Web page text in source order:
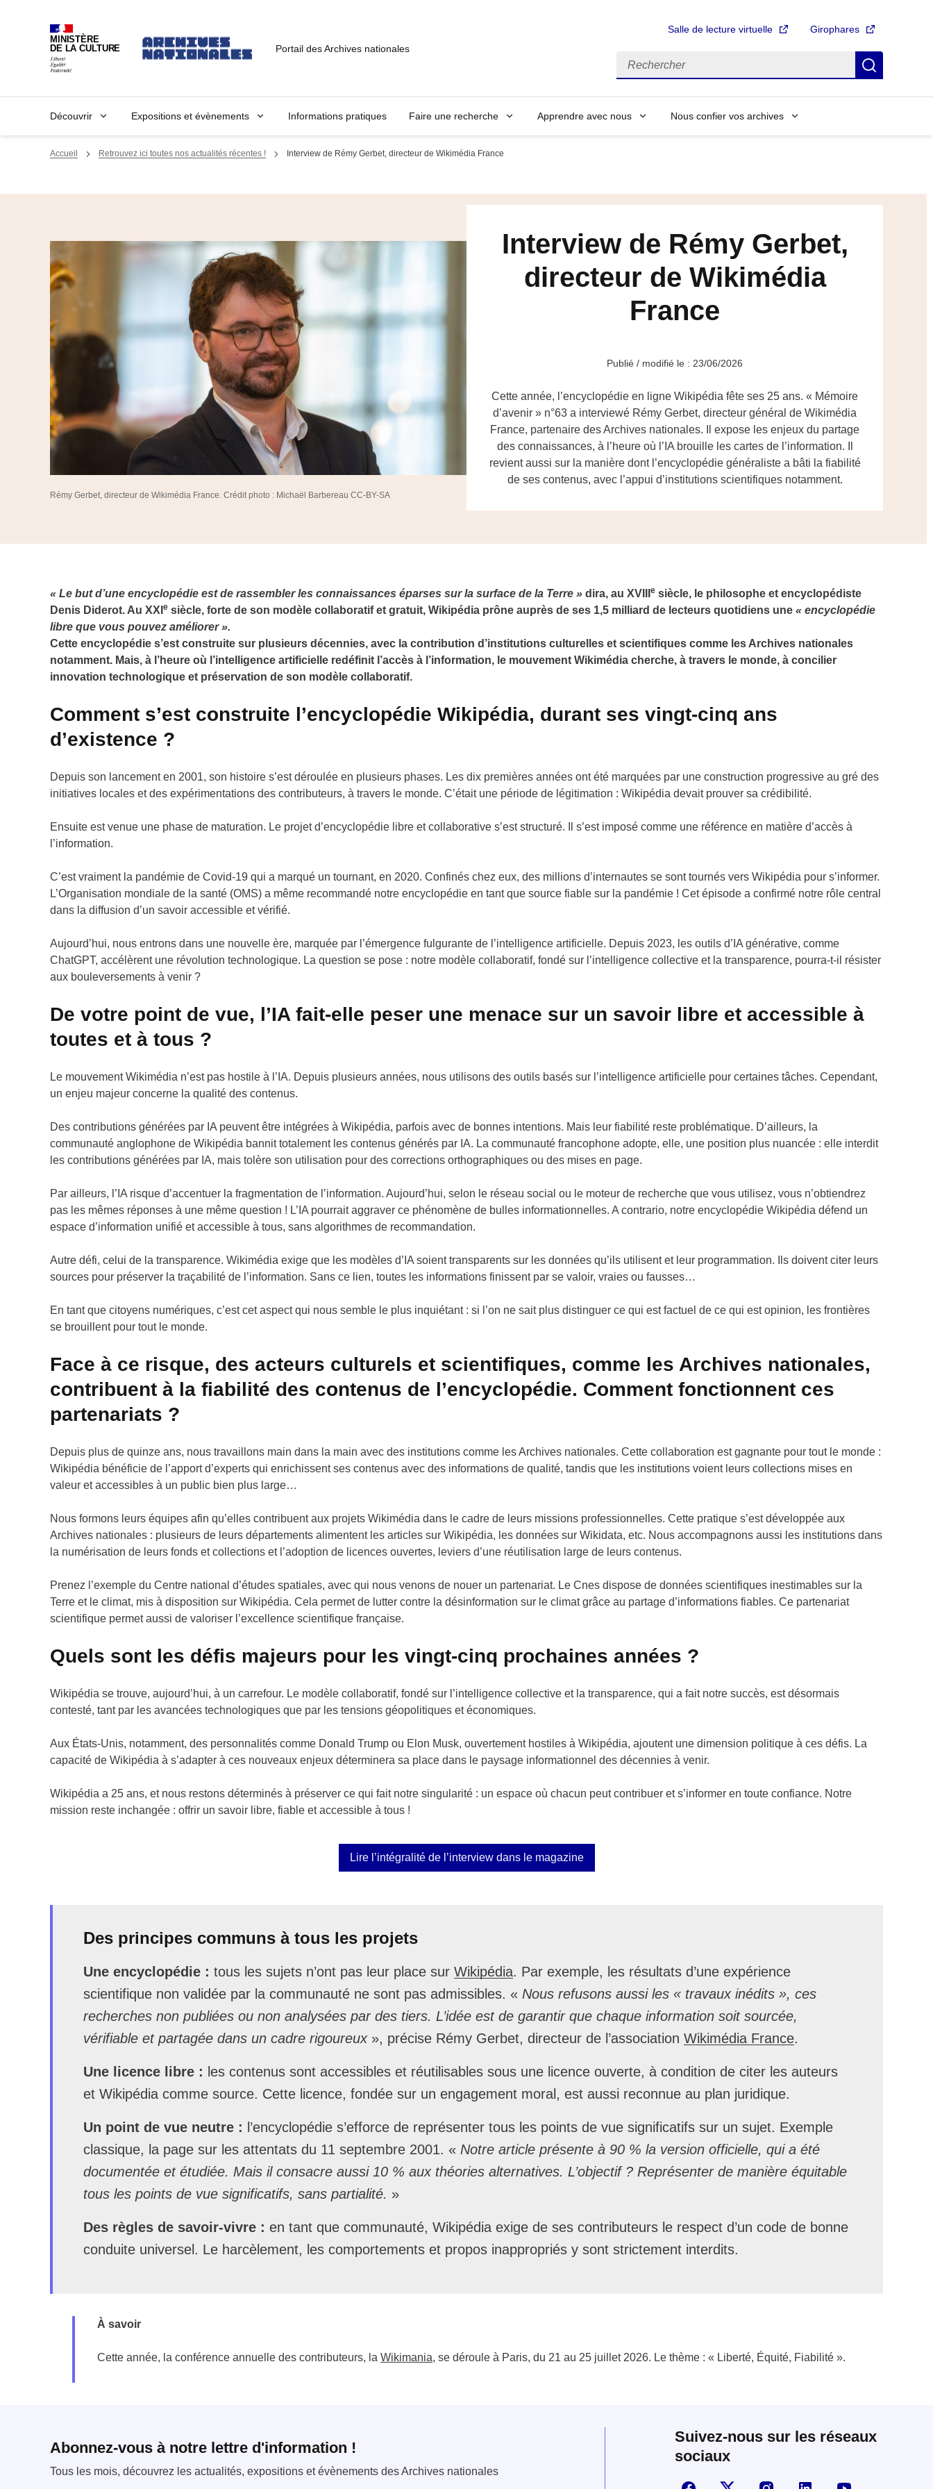
MINISTÈRE
DE LA CULTURE
Portail des Archives nationales
Salle de lecture virtuelle Girophares
Rechercher
Découvrir Expositions et évènements Informations pratiques Faire une recherche Apprendre avec nous Nous confier vos archives
Accueil Retrouvez ici toutes nos actualités récentes ! Interview de Rémy Gerbet, directeur de Wikimédia France
Rémy Gerbet, directeur de Wikimédia France. Crédit photo : Michaël Barbereau CC-BY-SA
Interview de Rémy Gerbet,
directeur de Wikimédia
France
Publié / modifié le : 23/06/2026
Cette année, l’encyclopédie en ligne Wikipédia fête ses 25 ans. « Mémoire
d’avenir » n°63 a interviewé Rémy Gerbet, directeur général de Wikimédia
France, partenaire des Archives nationales. Il expose les enjeux du partage
des connaissances, à l’heure où l’IA brouille les cartes de l’information. Il
revient aussi sur la manière dont l’encyclopédie généraliste a bâti la fiabilité
de ses contenus, avec l’appui d’institutions scientifiques notamment.
« Le but d’une encyclopédie est de rassembler les connaissances éparses sur la surface de la Terre » dira, au XVIII e siècle, le philosophe et encyclopédiste
Denis Diderot. Au XXI e siècle, forte de son modèle collaboratif et gratuit, Wikipédia prône auprès de ses 1,5 milliard de lecteurs quotidiens une « encyclopédie
libre que vous pouvez améliorer ».
Cette encyclopédie s’est construite sur plusieurs décennies, avec la contribution d’institutions culturelles et scientifiques comme les Archives nationales
notamment. Mais, à l’heure où l’intelligence artificielle redéfinit l’accès à l’information, le mouvement Wikimédia cherche, à travers le monde, à concilier
innovation technologique et préservation de son modèle collaboratif.
Comment s’est construite l’encyclopédie Wikipédia, durant ses vingt-cinq ans
d’existence ?
Depuis son lancement en 2001, son histoire s’est déroulée en plusieurs phases. Les dix premières années ont été marquées par une construction progressive au gré des
initiatives locales et des expérimentations des contributeurs, à travers le monde. C’était une période de légitimation : Wikipédia devait prouver sa crédibilité.
Ensuite est venue une phase de maturation. Le projet d’encyclopédie libre et collaborative s’est structuré. Il s’est imposé comme une référence en matière d’accès à
l’information.
C’est vraiment la pandémie de Covid-19 qui a marqué un tournant, en 2020. Confinés chez eux, des millions d’internautes se sont tournés vers Wikipédia pour s’informer.
L’Organisation mondiale de la santé (OMS) a même recommandé notre encyclopédie en tant que source fiable sur la pandémie ! Cet épisode a confirmé notre rôle central
dans la diffusion d’un savoir accessible et vérifié.
Aujourd’hui, nous entrons dans une nouvelle ère, marquée par l’émergence fulgurante de l’intelligence artificielle. Depuis 2023, les outils d’IA générative, comme
ChatGPT, accélèrent une révolution technologique. La question se pose : notre modèle collaboratif, fondé sur l’intelligence collective et la transparence, pourra-t-il résister
aux bouleversements à venir ?
De votre point de vue, l’IA fait-elle peser une menace sur un savoir libre et accessible à
toutes et à tous ?
Le mouvement Wikimédia n’est pas hostile à l’IA. Depuis plusieurs années, nous utilisons des outils basés sur l’intelligence artificielle pour certaines tâches. Cependant,
un enjeu majeur concerne la qualité des contenus.
Des contributions générées par IA peuvent être intégrées à Wikipédia, parfois avec de bonnes intentions. Mais leur fiabilité reste problématique. D’ailleurs, la
communauté anglophone de Wikipédia bannit totalement les contenus générés par IA. La communauté francophone adopte, elle, une position plus nuancée : elle interdit
les contributions générées par IA, mais tolère son utilisation pour des corrections orthographiques ou des mises en page.
Par ailleurs, l’IA risque d’accentuer la fragmentation de l’information. Aujourd’hui, selon le réseau social ou le moteur de recherche que vous utilisez, vous n’obtiendrez
pas les mêmes réponses à une même question ! L’IA pourrait aggraver ce phénomène de bulles informationnelles. A contrario, notre encyclopédie Wikipédia défend un
espace d’information unifié et accessible à tous, sans algorithmes de recommandation.
Autre défi, celui de la transparence. Wikimédia exige que les modèles d’IA soient transparents sur les données qu’ils utilisent et leur programmation. Ils doivent citer leurs
sources pour préserver la traçabilité de l’information. Sans ce lien, toutes les informations finissent par se valoir, vraies ou fausses…
En tant que citoyens numériques, c’est cet aspect qui nous semble le plus inquiétant : si l’on ne sait plus distinguer ce qui est factuel de ce qui est opinion, les frontières
se brouillent pour tout le monde.
Face à ce risque, des acteurs culturels et scientifiques, comme les Archives nationales,
contribuent à la fiabilité des contenus de l’encyclopédie. Comment fonctionnent ces
partenariats ?
Depuis plus de quinze ans, nous travaillons main dans la main avec des institutions comme les Archives nationales. Cette collaboration est gagnante pour tout le monde :
Wikipédia bénéficie de l’apport d’experts qui enrichissent ses contenus avec des informations de qualité, tandis que les institutions voient leurs collections mises en
valeur et accessibles à un public bien plus large…
Nous formons leurs équipes afin qu’elles contribuent aux projets Wikimédia dans le cadre de leurs missions professionnelles. Cette pratique s’est développée aux
Archives nationales : plusieurs de leurs départements alimentent les articles sur Wikipédia, les données sur Wikidata, etc. Nous accompagnons aussi les institutions dans
la numérisation de leurs fonds et collections et l’adoption de licences ouvertes, leviers d’une réutilisation large de leurs contenus.
Prenez l’exemple du Centre national d’études spatiales, avec qui nous venons de nouer un partenariat. Le Cnes dispose de données scientifiques inestimables sur la
Terre et le climat, mis à disposition sur Wikipédia. Cela permet de lutter contre la désinformation sur le climat grâce au partage d’informations fiables. Ce partenariat
scientifique permet aussi de valoriser l’excellence scientifique française.
Quels sont les défis majeurs pour les vingt-cinq prochaines années ?
Wikipédia se trouve, aujourd’hui, à un carrefour. Le modèle collaboratif, fondé sur l’intelligence collective et la transparence, qui a fait notre succès, est désormais
contesté, tant par les avancées technologiques que par les tensions géopolitiques et économiques.
Aux États-Unis, notamment, des personnalités comme Donald Trump ou Elon Musk, ouvertement hostiles à Wikipédia, ajoutent une dimension politique à ces défis. La
capacité de Wikipédia à s’adapter à ces nouveaux enjeux déterminera sa place dans le paysage informationnel des décennies à venir.
Wikipédia a 25 ans, et nous restons déterminés à préserver ce qui fait notre singularité : un espace où chacun peut contribuer et s’informer en toute confiance. Notre
mission reste inchangée : offrir un savoir libre, fiable et accessible à tous !
Lire l’intégralité de l’interview dans le magazine
Des principes communs à tous les projets
Une encyclopédie : tous les sujets n’ont pas leur place sur Wikipédia. Par exemple, les résultats d’une expérience
scientifique non validée par la communauté ne sont pas admissibles. « Nous refusons aussi les « travaux inédits », ces
recherches non publiées ou non analysées par des tiers. L’idée est de garantir que chaque information soit sourcée,
vérifiable et partagée dans un cadre rigoureux», précise Rémy Gerbet, directeur de l’association Wikimédia France.
Une licence libre : les contenus sont accessibles et réutilisables sous une licence ouverte, à condition de citer les auteurs
et Wikipédia comme source. Cette licence, fondée sur un engagement moral, est aussi reconnue au plan juridique.
Un point de vue neutre : l’encyclopédie s’efforce de représenter tous les points de vue significatifs sur un sujet. Exemple
classique, la page sur les attentats du 11 septembre 2001. « Notre article présente à 90 % la version officielle, qui a été
documentée et étudiée. Mais il consacre aussi 10 % aux théories alternatives. L’objectif ? Représenter de manière équitable
tous les points de vue significatifs, sans partialité. »
Des règles de savoir-vivre : en tant que communauté, Wikipédia exige de ses contributeurs le respect d’un code de bonne
conduite universel. Le harcèlement, les comportements et propos inappropriés y sont strictement interdits.
À savoir
Cette année, la conférence annuelle des contributeurs, la Wikimania, se déroule à Paris, du 21 au 25 juillet 2026. Le thème : « Liberté, Équité, Fiabilité ».
Abonnez-vous à notre lettre d'information !
Tous les mois, découvrez les actualités, expositions et évènements des Archives nationales
Suivez-nous sur les réseaux
sociaux